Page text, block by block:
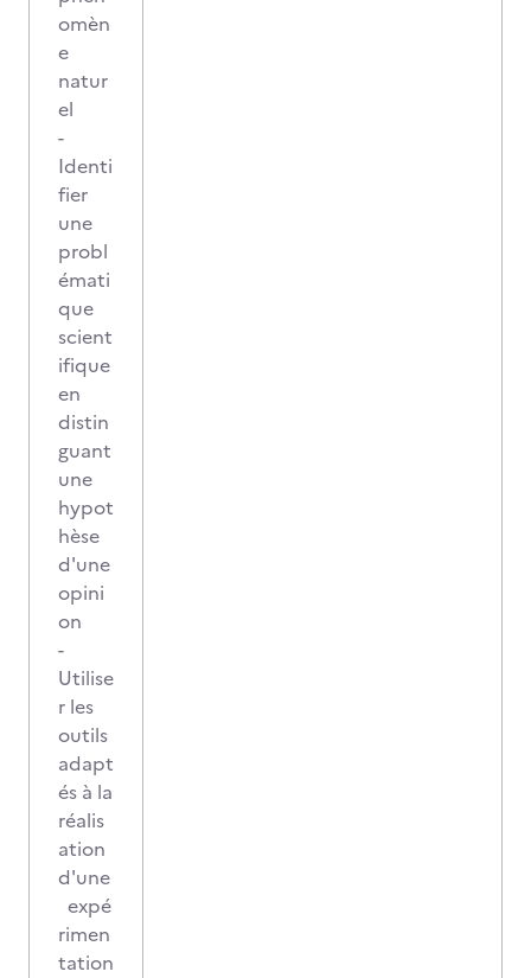
omèn
e
natur
el
-
Identi
fier
une
probl
émati
que
scient
ifique
en
distin
guant
une
hypot
hèse
d'une
opini
on
-
Utilise
r les
outils
adapt
és à la
réalis
ation
d'une
expé
rimen
tation